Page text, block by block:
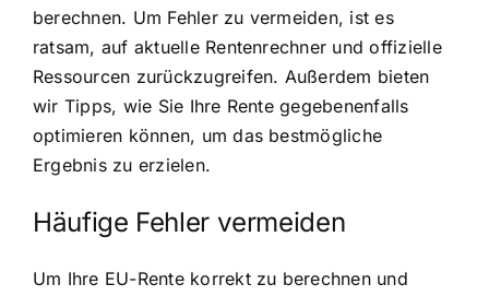
berechnen. Um Fehler zu vermeiden, ist es
ratsam, auf aktuelle Rentenrechner und offizielle
Ressourcen zurückzugreifen. Außerdem bieten
wir Tipps, wie Sie Ihre Rente gegebenenfalls
optimieren können, um das bestmögliche
Ergebnis zu erzielen.
Häufige Fehler vermeiden
Um Ihre EU-Rente korrekt zu berechnen und